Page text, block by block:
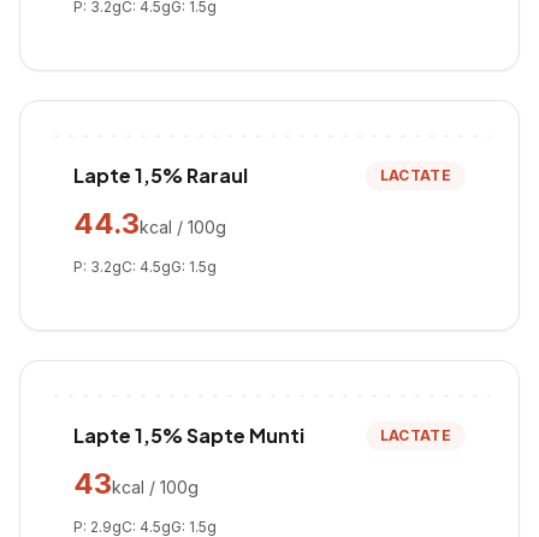
P: 3.2gC: 4.5gG: 1.5g
Lapte 1,5% Raraul LACTATE
44.3kcal / 100g
P: 3.2gC: 4.5gG: 1.5g
Lapte 1,5% Sapte Munti LACTATE
43kcal / 100g
P: 2.9gC: 4.5gG: 1.5g